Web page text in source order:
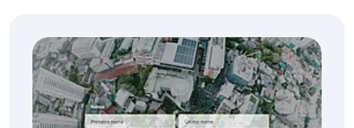
pode ser usado para avaliar a adequação de
potenciais afiliados.